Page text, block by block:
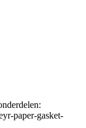
paper-gasket-